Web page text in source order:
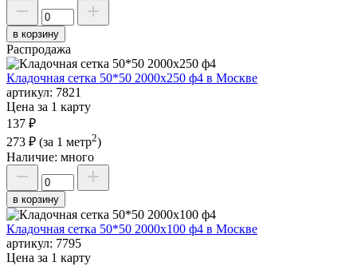
в корзину
Распродажа
Кладочная сетка 50*50 2000х250 ф4 в Москве
артикул: 7821
Цена за 1 карту
137 ₽
273 ₽ (за 1 метр2)
Наличие: много
в корзину
Кладочная сетка 50*50 2000х100 ф4 в Москве
артикул: 7795
Цена за 1 карту